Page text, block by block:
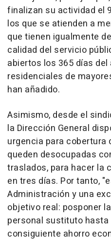
finalizan su actividad el
los que se atienden a
que tienen igualmente
calidad del servicio
abiertos los 365 días
residenciales de
han añadido.
Asimismo, desde el
la Dirección General
urgencia para cobertura
queden desocupadas
traslados, para hacer la
en tres días. Por tanto,
Administración y una
objetivo real: posponer
personal sustituto
consiguiente ahorro